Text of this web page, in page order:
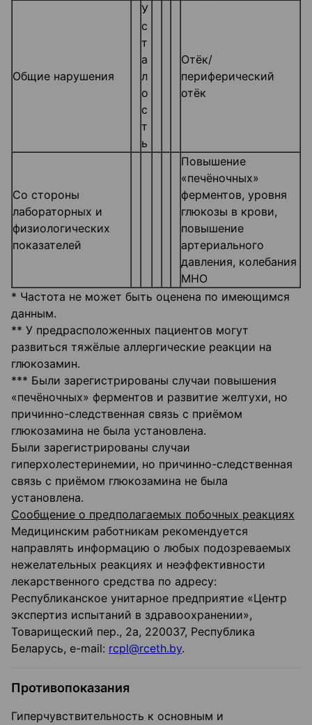
Общие нарушения
У
с
т
а
л
о
с
т
ь
Отёк/
периферический
отёк
Со стороны
лабораторных и
физиологических
показателей
Повышение
«печёночных»
ферментов, уровня
глюкозы в крови,
повышение
артериального
давления, колебания
МНО
* Частота не может быть оценена по имеющимся
данным.
** У предрасположенных пациентов могут
развиться тяжёлые аллергические реакции на
глюкозамин.
*** Были зарегистрированы случаи повышения
«печёночных» ферментов и развитие желтухи, но
причинно-следственная связь с приёмом
глюкозамина не была установлена.
Были зарегистрированы случаи
гиперхолестеринемии, но причинно-следственная
связь с приёмом глюкозамина не была
установлена.
Сообщение о предполагаемых побочных реакциях
Медицинским работникам рекомендуется
направлять информацию о любых подозреваемых
нежелательных реакциях и неэффективности
лекарственного средства по адресу:
Республиканское унитарное предприятие «Центр
экспертиз испытаний в здравоохранении»,
Товарищеский пер., 2а, 220037, Республика
Беларусь, e-mail: rcpl@rceth.by.
Противопоказания
Гиперчувствительность к основным и